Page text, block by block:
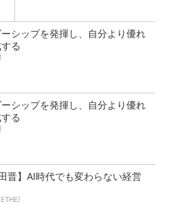
シップを発揮し、自分より優れ
る
シップを発揮し、自分より優れ
る
晋】AI時代でも変わらない経営